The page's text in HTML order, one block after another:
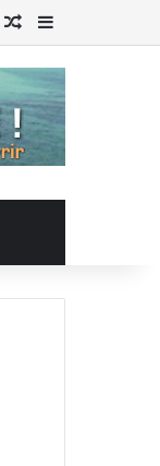
Article Aléatoire
Sidebar